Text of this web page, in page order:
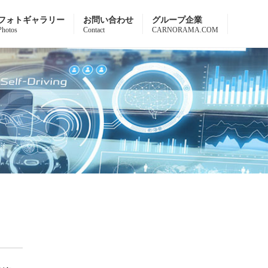
ォトギャラリー お問い合わせ
Contact
グループ企業
CARNORAMA.COM